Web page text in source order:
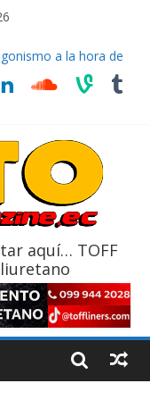
cubrir las rutas de La
a la hora de
varios días sin
7 provincias en 8
aquí… TOFF